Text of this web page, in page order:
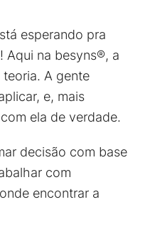
esperando pra
Aqui na besyns®, a
teoria. A gente
e, mais
ela de verdade.
decisão com base
com
encontrar a